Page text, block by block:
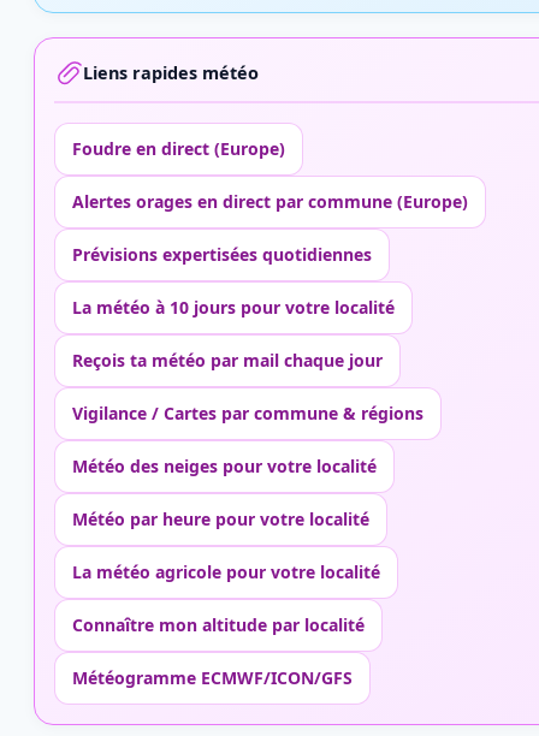
Liens rapides météo
Foudre en direct (Europe)
Alertes orages en direct par commune (Europe)
Prévisions expertisées quotidiennes
La météo à 10 jours pour votre localité
Reçois ta météo par mail chaque jour
Vigilance / Cartes par commune & régions
Météo des neiges pour votre localité
Météo par heure pour votre localité
La météo agricole pour votre localité
Connaître mon altitude par localité
Météogramme ECMWF/ICON/GFS